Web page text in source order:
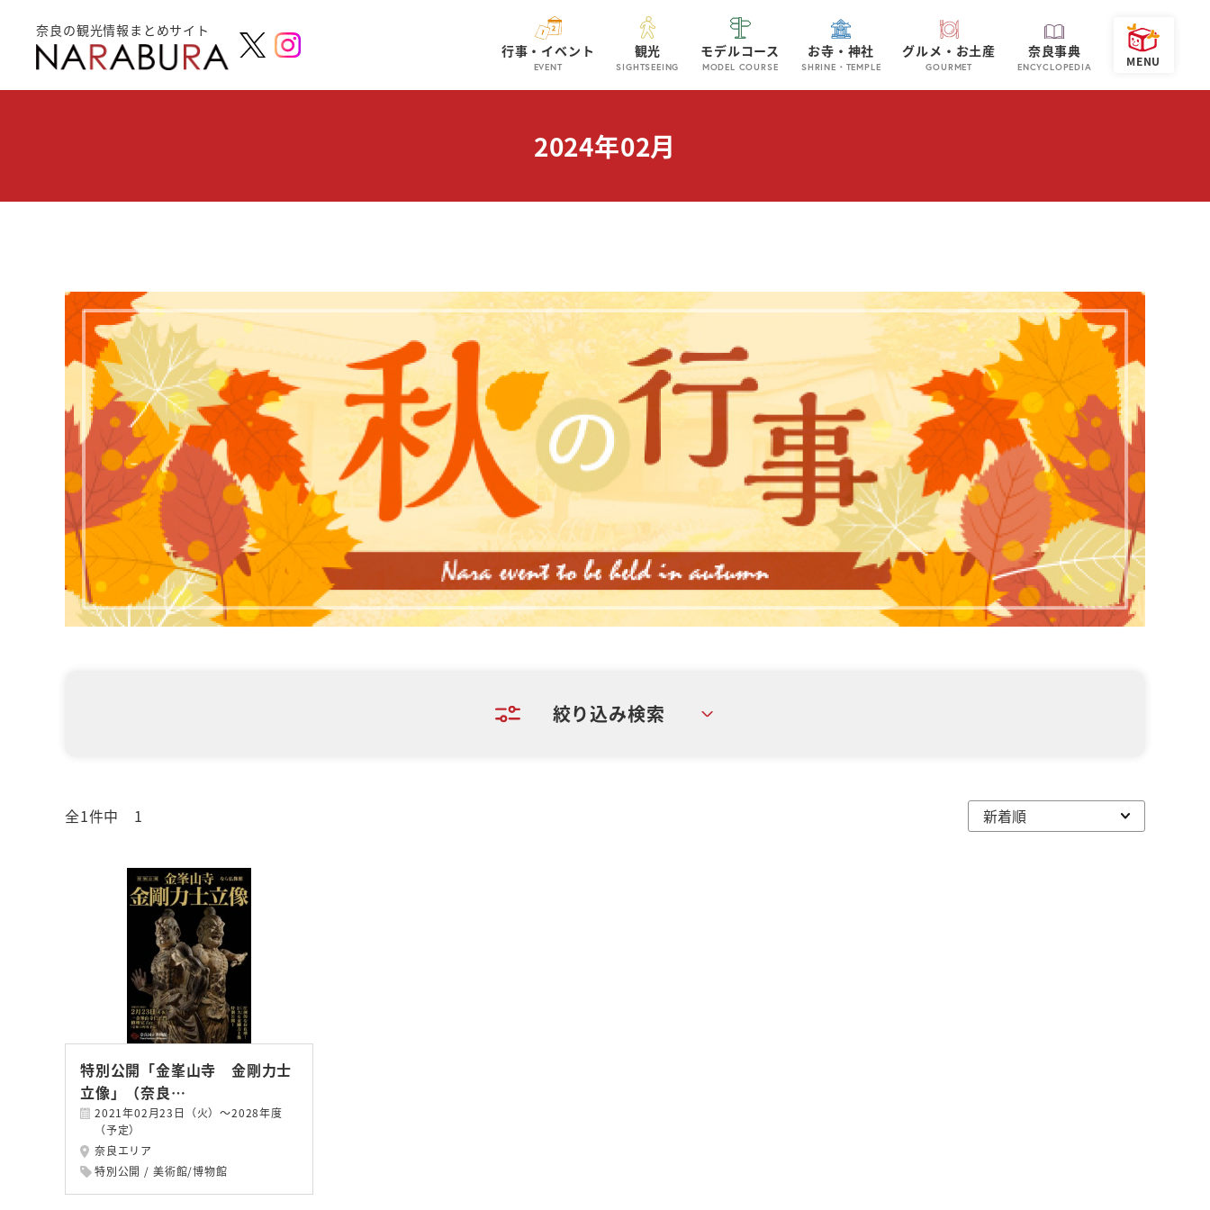
奈良の観光情報まとめサイト
行事・イベント
EVENT
観光
SIGHTSEEING
モデルコース
MODEL COURSE
お寺・神社
SHRINE・TEMPLE
グルメ・お土産
GOURMET
奈良事典
ENCYCLOPEDIA
2024年02月
絞り込み検索
全1件中 1
特別公開「金峯山寺 金剛力士
立像」（奈良…
2021年02月23日（火）～2028年度
（予定）
奈良エリア
特別公開
美術館/博物館